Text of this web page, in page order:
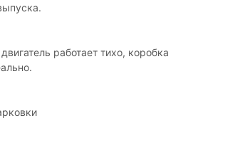
работает тихо, коробка